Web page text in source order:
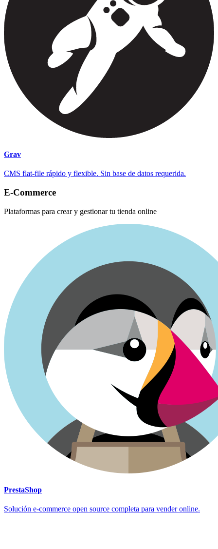
Grav
CMS flat-file rápido y flexible. Sin base de datos requerida.
E-Commerce
Plataformas para crear y gestionar tu tienda online
PrestaShop
Solución e-commerce open source completa para vender online.